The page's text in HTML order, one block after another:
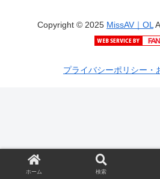
Copyright © 2025 MissAV｜OL
プライバシーポリシー・
ホーム 検索